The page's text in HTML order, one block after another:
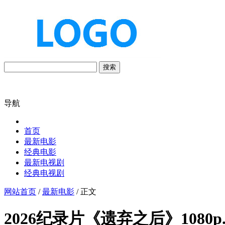
搜索
导航
首页
最新电影
经典电影
最新电视剧
经典电视剧
网站首页 /最新电影 / 正文
2026纪录片《遗弃之后》